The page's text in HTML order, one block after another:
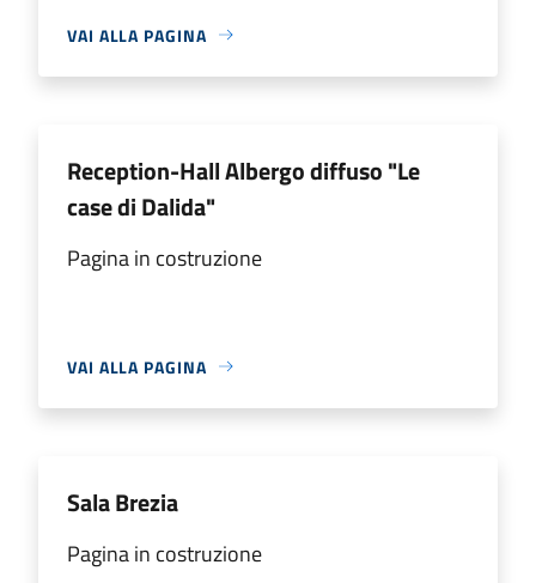
VAI ALLA PAGINA
Reception-Hall Albergo diffuso "Le
case di Dalida"
Pagina in costruzione
VAI ALLA PAGINA
Sala Brezia
Pagina in costruzione